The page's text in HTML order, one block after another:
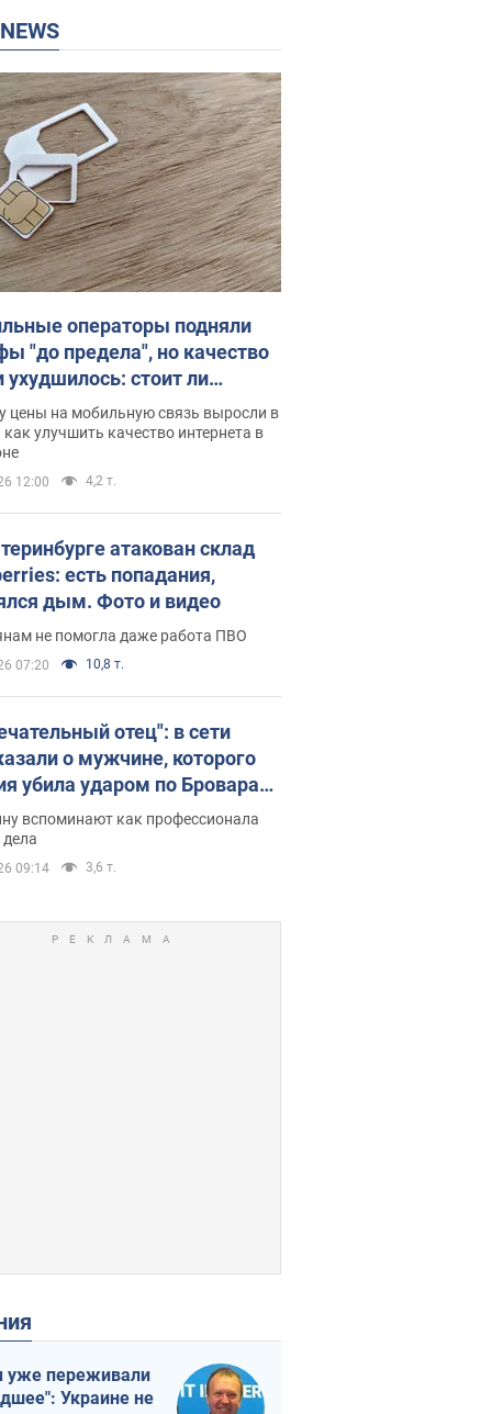
NEWS
операторы подняли
"до предела", но качество
ухудшилось: стоит ли
на цены
цены на мобильную связь выросли в
улучшить качество интернета в
12:00 4,2 т.
атакован склад
есть попадания,
дым. Фото и видео
не помогла даже работа ПВО
07:20 10,8 т.
отец": в сети
о мужчине, которого
убила ударом по Броварам.
вспоминают как профессионала
дела
09:14 3,6 т.
переживали
Украине не